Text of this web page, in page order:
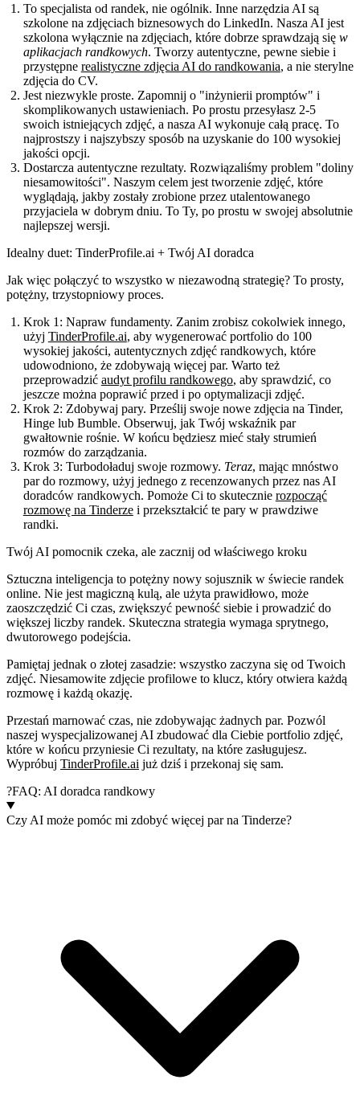
To specjalista od randek, nie ogólnik. Inne narzędzia AI są
szkolone na zdjęciach biznesowych do LinkedIn. Nasza AI jest
szkolona wyłącznie na zdjęciach, które dobrze sprawdzają się w
aplikacjach randkowych. Tworzy autentyczne, pewne siebie i
przystępne realistyczne zdjęcia AI do randkowania, a nie sterylne
zdjęcia do CV.
Jest niezwykle proste. Zapomnij o "inżynierii promptów" i
skomplikowanych ustawieniach. Po prostu przesyłasz 2-5
swoich istniejących zdjęć, a nasza AI wykonuje całą pracę. To
najprostszy i najszybszy sposób na uzyskanie do 100 wysokiej
jakości opcji.
Dostarcza autentyczne rezultaty. Rozwiązaliśmy problem "doliny
niesamowitości". Naszym celem jest tworzenie zdjęć, które
wyglądają, jakby zostały zrobione przez utalentowanego
przyjaciela w dobrym dniu. To Ty, po prostu w swojej absolutnie
najlepszej wersji.
Idealny duet: TinderProfile.ai + Twój AI doradca
Jak więc połączyć to wszystko w niezawodną strategię? To prosty,
potężny, trzystopniowy proces.
Krok 1: Napraw fundamenty. Zanim zrobisz cokolwiek innego,
użyj TinderProfile.ai, aby wygenerować portfolio do 100
wysokiej jakości, autentycznych zdjęć randkowych, które
udowodniono, że zdobywają więcej par. Warto też
przeprowadzić audyt profilu randkowego, aby sprawdzić, co
jeszcze można poprawić przed i po optymalizacji zdjęć.
Krok 2: Zdobywaj pary. Prześlij swoje nowe zdjęcia na Tinder,
Hinge lub Bumble. Obserwuj, jak Twój wskaźnik par
gwałtownie rośnie. W końcu będziesz mieć stały strumień
rozmów do zarządzania.
Krok 3: Turbodoładuj swoje rozmowy. Teraz, mając mnóstwo
par do rozmowy, użyj jednego z recenzowanych przez nas AI
doradców randkowych. Pomoże Ci to skutecznie rozpocząć
rozmowę na Tinderzei przekształcić te pary w prawdziwe
randki.
Twój AI pomocnik czeka, ale zacznij od właściwego kroku
Sztuczna inteligencja to potężny nowy sojusznik w świecie randek
online. Nie jest magiczną kulą, ale użyta prawidłowo, może
zaoszczędzić Ci czas, zwiększyć pewność siebie i prowadzić do
większej liczby randek. Skuteczna strategia wymaga sprytnego,
dwutorowego podejścia.
Pamiętaj jednak o złotej zasadzie: wszystko zaczyna się od Twoich
zdjęć. Niesamowite zdjęcie profilowe to klucz, który otwiera każdą
rozmowę i każdą okazję.
Przestań marnować czas, nie zdobywając żadnych par. Pozwól
naszej wyspecjalizowanej AI zbudować dla Ciebie portfolio zdjęć,
które w końcu przyniesie Ci rezultaty, na które zasługujesz.
Wypróbuj TinderProfile.ai już dziś i przekonaj się sam.
?FAQ: AI doradca randkowy
Czy AI może pomóc mi zdobyć więcej par na Tinderze?